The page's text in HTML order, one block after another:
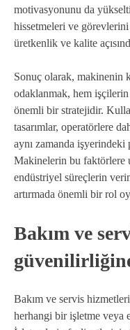
motivasyonunu da
hissetmeleri ve
üretkenlik ve kalite
Sonuç olarak, makinenin
odaklanmak, hem
önemli bir stratejidir.
tasarımlar, operatörlere
aynı zamanda işyerindeki
Makinelerin bu faktörlere
endüstriyel süreçlerin
artırmada önemli bir rol
Bakım ve
Bakım ve servis
herhangi bir işletme veya